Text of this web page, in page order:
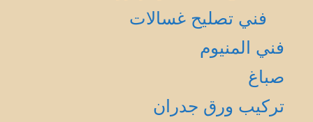
فني تصليح غسالات
فني المنيوم
صباغ
تركيب ورق جدران